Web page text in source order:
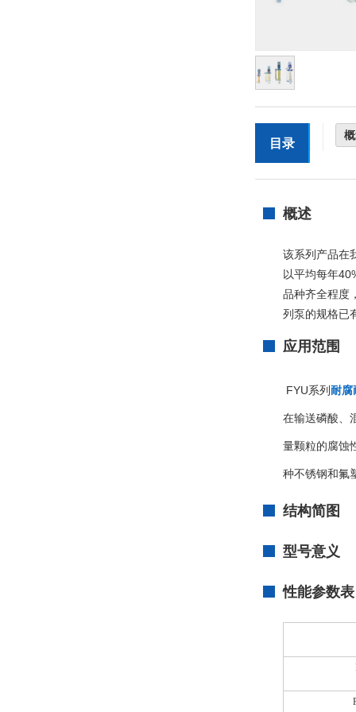
目录
概述
该系列产品在
以平均每年
品种齐全程度
列泵的规格已
应用范围
FYU系列耐腐
在输送磷酸、
量颗粒的腐蚀
种不锈钢和氟
结构简图
型号意义
性能参数表